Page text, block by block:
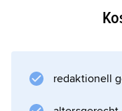
Europa, bis
redaktionell